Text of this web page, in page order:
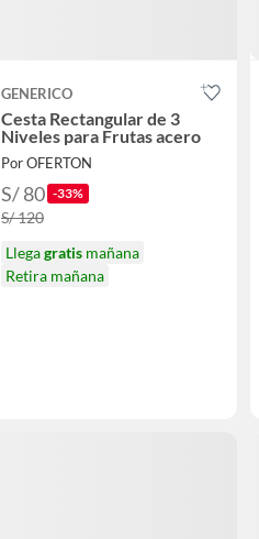
GENERICO
Cesta Rectangular de 3
Niveles para Frutas acero
Por OFERTON
S/ 80 -33%
S/ 120
Llegagratis mañana
Retira mañana